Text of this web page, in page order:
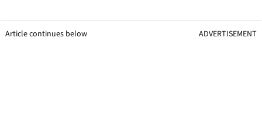
Article continues below ADVERTISEMENT